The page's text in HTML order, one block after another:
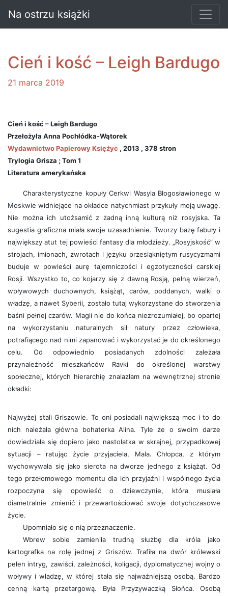
Na ostrzu książki
Cień i kość – Leigh Bardugo
21 marca 2019
Cień i kość – Leigh Bardugo
Przełożyła Anna Pochłódka-Wątorek
Wydawnictwo Papierowy Księżyc , 2013 , 378 stron
Trylogia Grisza ; Tom 1
Literatura amerykańska
Charakterystyczne kopuły Cerkwi Wasyla Błogosławionego w
Moskwie widniejące na okładce natychmiast przykuły moją uwagę.
Nie można ich utożsamić z żadną inną kulturą niż rosyjska. Ta
sugestia graficzna miała swoje uzasadnienie. Tworzy bazę fabuły i
największy atut tej powieści fantasy dla młodzieży. „Rosyjskość” w
strojach, imionach, zwrotach i języku przesiąkniętym rusycyzmami
buduje w powieści aurę tajemniczości i egzotyczności carskiej
Rosji. Wszystko to, co kojarzy się z dawną Rosją, pełną wierzeń,
wpływowych duchownych, książąt, carów, poddanych, walki o
władzę, a nawet Syberii, zostało tutaj wykorzystane do stworzenia
baśni pełnej czarów. Magii nie do końca niezrozumiałej, bo opartej
na wykorzystaniu naturalnych sił natury przez człowieka,
potrafiącego nad nimi zapanować i wykorzystać je do określonego
celu. Od odpowiednio posiadanych zdolności zależała
przynależność mieszkańców Ravki do określonej warstwy
społecznej, których hierarchię znalazłam na wewnętrznej stronie
okładki:
Najwyżej stali Griszowie. To oni posiadali największą moc i to do
nich należała główna bohaterka Alina. Tyle że o swoim darze
dowiedziała się dopiero jako nastolatka w skrajnej, przypadkowej
sytuacji – ratując życie przyjaciela, Mala. Chłopca, z którym
wychowywała się jako sierota na dworze jednego z książąt. Od
tego przełomowego momentu dla ich przyjaźni i wspólnego życia
rozpoczyna się opowieść o dziewczynie, która musiała
diametralnie zmienić i przewartościować swoje dotychczasowe
życie.
Upomniało się o nią przeznaczenie.
Wbrew sobie zamieniła trudną służbę dla króla jako
kartografka na rolę jednej z Griszów. Trafiła na dwór królewski
pełen intryg, zawiści, zależności, koligacji, dyplomatycznej wojny o
wpływy i władzę, w której stała się najważniejszą osobą. Bardzo
cenną kartą przetargową. Była Przyzywaczką Słońca. Osobą